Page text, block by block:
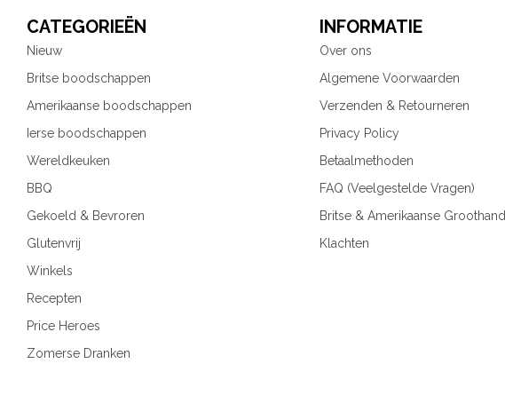
CATEGORIEËN
Nieuw
Britse boodschappen
Amerikaanse boodschappen
Ierse boodschappen
Wereldkeuken
BBQ
Gekoeld & Bevroren
Glutenvrij
Winkels
Recepten
Price Heroes
Zomerse Dranken
INFORMATIE
Over ons
Algemene Voorwaarden
Verzenden & Retourneren
Privacy Policy
Betaalmethoden
FAQ (Veelgestelde Vragen)
Britse & Amerikaanse
Klachten